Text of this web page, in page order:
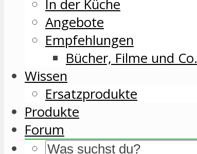
In der Küche
Angebote
Empfehlungen
Bücher, Filme und Co.
Wissen
Ersatzprodukte
Produkte
Forum